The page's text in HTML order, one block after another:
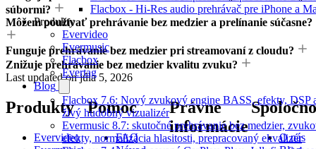
Flacbox - Hi-Res audio prehrávač pre iPhone a
Produkty
Evervideo
Evermusic
Flacbox
Evertag
Blog
Flacbox 7.6: Nový zvukový engine BASS, efekty, DSP
živý hudobný vizualizér
Evermusic 8.7: skutočné prehrávanie bez medzier,
efekty, normalizácia hlasitosti, prepracovaný ekvalizér
súbormi?
Môžem používať prehrávanie bez medzier a prelínanie súčasne?
Funguje prehrávanie bez medzier pri streamovaní z cloudu?
Znižuje prehrávanie bez medzier kvalitu zvuku?
Last updated onjúla 5, 2026
Produkty
Evervideo
Pomoc
FAQ
Právne
informácie
O nás